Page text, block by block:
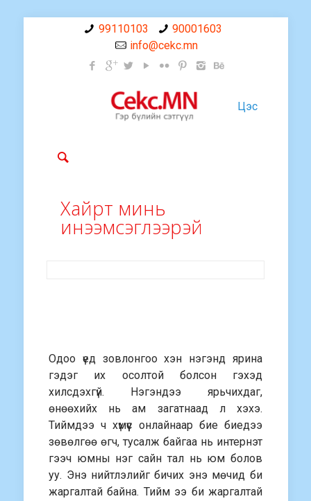
99110103
90001603
info@cekc.mn
Цэс
Хайрт минь
инээмсэглээрэй
Одоо үед зовлонгоо хэн нэгэнд ярина
гэдэг их осолтой болсон гэхэд
хилсдэхгүй. Нэгэндээ ярьчихдаг,
өнөөхийх нь ам загатнаад л хэхэ.
Тиймдээ ч хүмүүс онлайнаар бие биедээ
зөвөлгөө өгч, тусалж байгаа нь интернэт
гээч юмны нэг сайн тал нь юм болов
уу. Энэ нийтлэлийг бичих энэ мөчид би
жаргалтай байна. Тийм ээ би жаргалтай